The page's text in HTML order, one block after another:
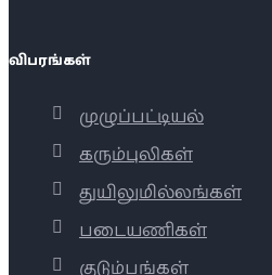
விபரங்கள்
முழுப்பட்டியல்
கரும்புலிகள்
துயிலுமில்லங்கள்
படையணிகள்
குடும்பங்கள்